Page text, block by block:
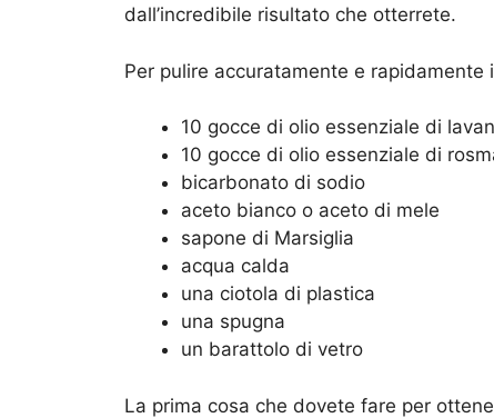
dall’incredibile risultato che otterrete.
Per pulire accuratamente e
10 gocce di olio essenziale di
10 gocce di olio essenziale di
bicarbonato di sodio
aceto bianco o aceto di mele
sapone di Marsiglia
acqua calda
una ciotola di plastica
una spugna
un barattolo di vetro
La prima cosa che dovete fare per